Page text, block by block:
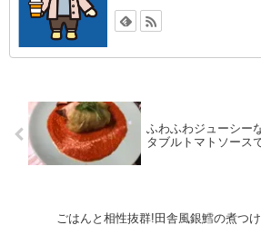
ふわふわジューシー
タブルトマトソース
ごはんと相性抜群!田舎風銀鱈の煮つけ